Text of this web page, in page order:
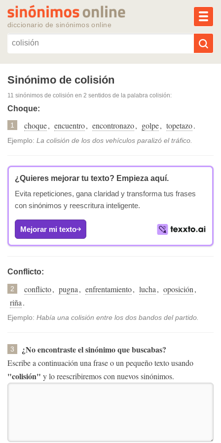
diccionario de sinónimos online
Reescribir texto con IA
Sinónimos populares
Temas populares
Sinónimo de colisión
11 sinónimos de colisión en 2 sentidos de la palabra colisión:
Choque:
1 choque, encuentro, encontronazo, golpe, topetazo.
Ejemplo: La colisión de los dos vehículos paralizó el tráfico.
¿Quieres mejorar tu texto? Empieza aquí.
Evita repeticiones, gana claridad y transforma tus frases
con sinónimos y reescritura inteligente.
Mejorar mi texto
Conflicto:
2 conflicto, pugna, enfrentamiento, lucha, oposición,
riña.
Ejemplo: Había una colisión entre los dos bandos del partido.
3 ¿No encontraste el sinónimo que buscabas?
Escribe a continuación una frase o un pequeño texto usando
"colisión" y lo reescribiremos con nuevos sinónimos.